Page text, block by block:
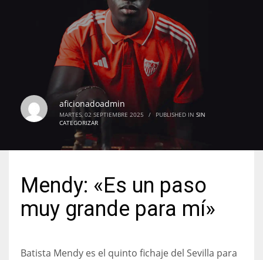
aficionadoadmin
MARTES, 02 SEPTIEMBRE 2025 / PUBLISHED IN SIN
CATEGORIZAR
Mendy: «Es un paso
muy grande para mí»
Batista Mendy es el quinto fichaje del Sevilla para